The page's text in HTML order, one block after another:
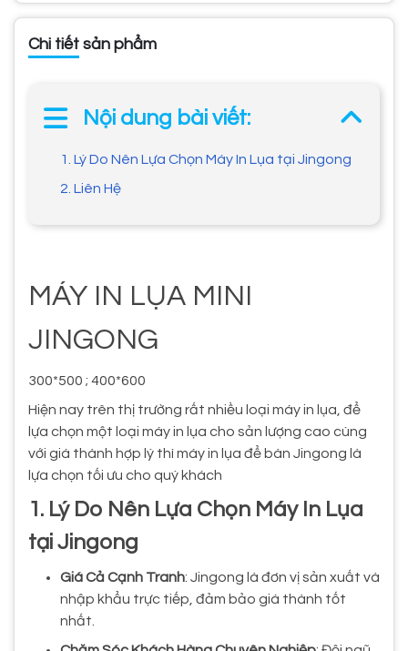
Chi tiết sản phẩm
Nội dung bài viết:
1. Lý Do Nên Lựa Chọn Máy In Lụa tại Jingong
2. Liên Hệ
MÁY IN LỤA MINI
JINGONG
300*500 ; 400*600
Hiện nay trên thị trường rất nhiều loại máy in lụa, để
lựa chọn một loại máy in lụa cho sản lượng cao cùng
với giá thành hợp lý thì máy in lụa để bàn Jingong là
lựa chọn tối ưu cho quý khách
1. Lý Do Nên Lựa Chọn Máy In Lụa
tại Jingong
Giá Cả Cạnh Tranh: Jingong là đơn vị sản xuất và
nhập khẩu trực tiếp, đảm bảo giá thành tốt
nhất.